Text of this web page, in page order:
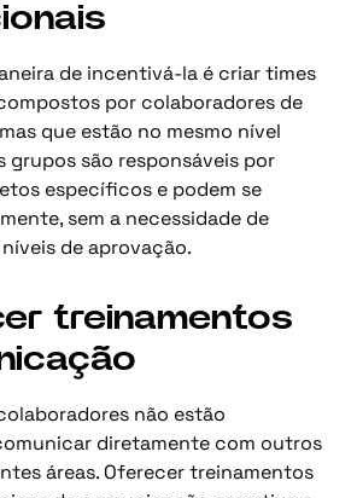
de incentivá-la é criar times
por colaboradores de
que estão no mesmo nível
grupos são responsáveis por
específicos e podem se
sem a necessidade de
de aprovação.
treinamentos
não estão
diretamente com outros
áreas. Oferecer treinamentos